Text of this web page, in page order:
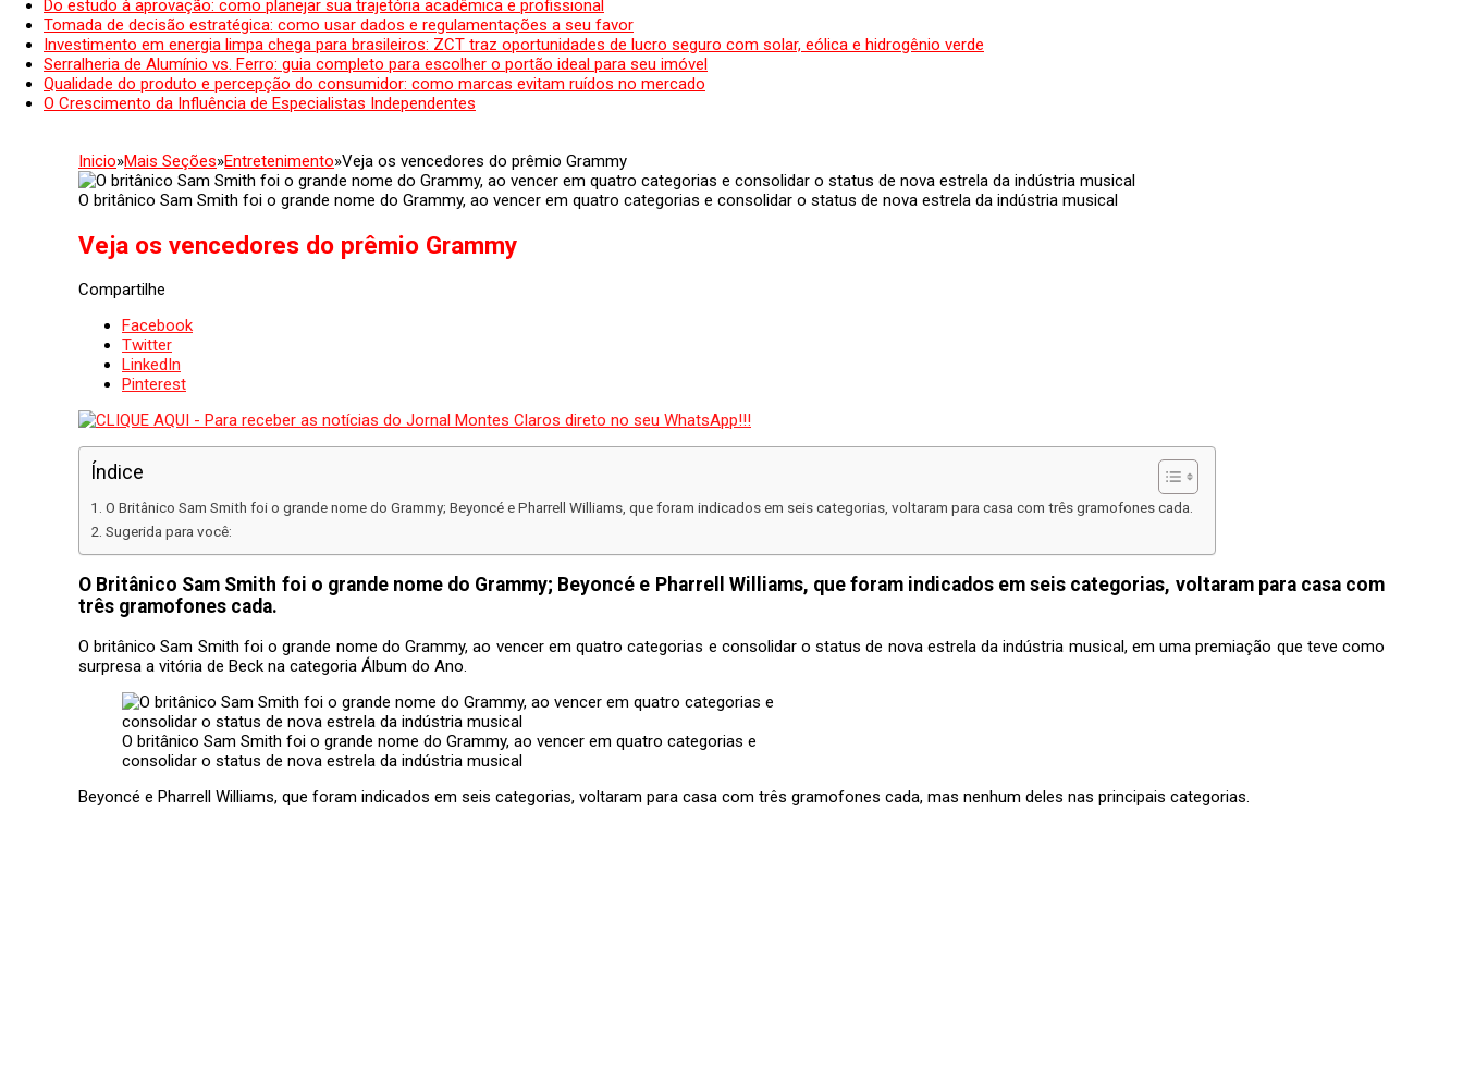
Do estudo à aprovação: como planejar sua trajetória acadêmica e profissional
Tomada de decisão estratégica: como usar dados e regulamentações a seu favor
Investimento em energia limpa chega para brasileiros: ZCT traz oportunidades de lucro seguro com solar, eólica e hidrogênio verde
Serralheria de Alumínio vs. Ferro: guia completo para escolher o portão ideal para seu imóvel
Qualidade do produto e percepção do consumidor: como marcas evitam ruídos no mercado
O Crescimento da Influência de Especialistas Independentes
Inicio»Mais Seções»Entretenimento»Veja os vencedores do prêmio Grammy
O britânico Sam Smith foi o grande nome do Grammy, ao vencer em quatro categorias e consolidar o status de nova estrela da indústria musical
Veja os vencedores do prêmio Grammy
Compartilhe
Facebook
Twitter
LinkedIn
Pinterest
Índice
O Britânico Sam Smith foi o grande nome do Grammy; Beyoncé e Pharrell Williams, que foram indicados em seis categorias, voltaram para casa com três gramofones cada.
Sugerida para você:
O Britânico Sam Smith foi o grande nome do Grammy; Beyoncé e Pharrell Williams, que foram indicados em seis categorias, voltaram para casa com
três gramofones cada.
O britânico Sam Smith foi o grande nome do Grammy, ao vencer em quatro categorias e consolidar o status de nova estrela da indústria musical, em uma premiação que teve como
surpresa a vitória de Beck na categoria Álbum do Ano.
O britânico Sam Smith foi o grande nome do Grammy, ao vencer em quatro categorias e
consolidar o status de nova estrela da indústria musical
Beyoncé e Pharrell Williams, que foram indicados em seis categorias, voltaram para casa com três gramofones cada, mas nenhum deles nas principais categorias.